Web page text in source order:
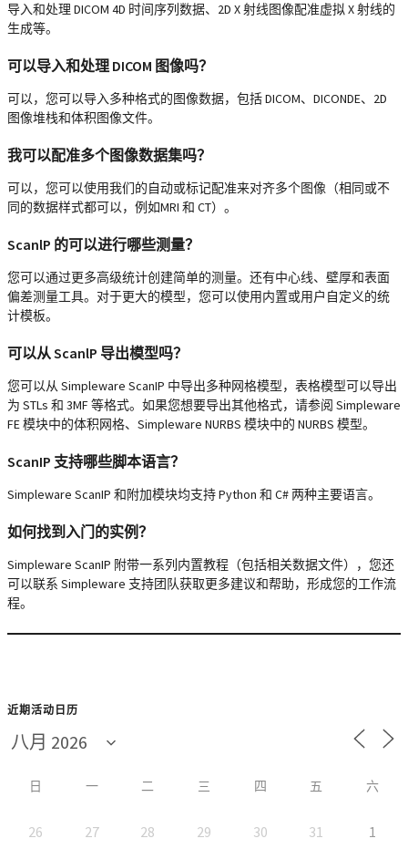
导入和处理 DICOM 4D 时间序列数据、2D X 射线图像配准虚拟 X 射线的
生成等。
可以导入和处理 DICOM 图像吗？
可以，您可以导入多种格式的图像数据，包括 DICOM、DICONDE、2D
图像堆栈和体积图像文件。
我可以配准多个图像数据集吗？
可以，您可以使用我们的自动或标记配准来对齐多个图像（相同或不
同的数据样式都可以，例如MRI 和 CT）。
ScanlP 的可以进行哪些测量？
您可以通过更多高级统计创建简单的测量。还有中心线、壁厚和表面
偏差测量工具。对于更大的模型，您可以使用内置或用户自定义的统
计模板。
可以从 ScanlP 导出模型吗？
您可以从 Simpleware ScanIP 中导出多种网格模型，表格模型可以导出
为 STLs 和 3MF 等格式。如果您想要导出其他格式，请参阅 Simpleware
FE 模块中的体积网格、Simpleware NURBS 模块中的 NURBS 模型。
ScanIP 支持哪些脚本语言？
Simpleware ScanIP 和附加模块均支持 Python 和 C# 两种主要语言。
如何找到入门的实例？
Simpleware ScanIP 附带一系列内置教程（包括相关数据文件），您还
可以联系 Simpleware 支持团队获取更多建议和帮助，形成您的工作流
程。
近期活动日历
日 一 二 三 四 五 六
26 27 28 29 30 31 1